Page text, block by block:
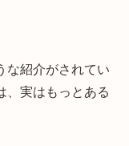
な紹介がされてい
、実はもっとある